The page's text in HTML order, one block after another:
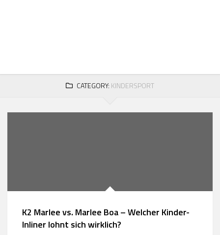
CATEGORY: KINDERSPORT
K2 Marlee vs. Marlee Boa – Welcher Kinder-
Inliner lohnt sich wirklich?